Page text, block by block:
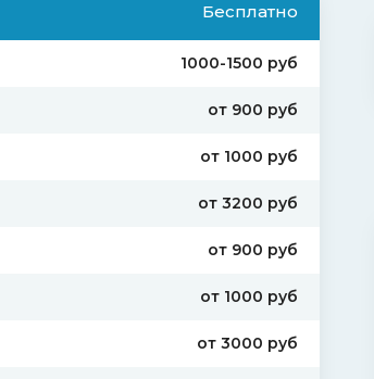
Бесплатно
1000-1500 руб
от 900 руб
от 1000 руб
от 3200 руб
от 900 руб
от 1000 руб
от 3000 руб